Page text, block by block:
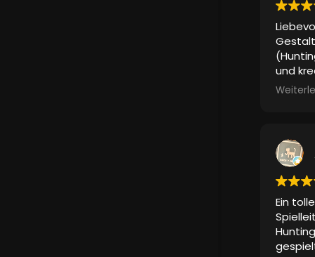
und
es,
Ein